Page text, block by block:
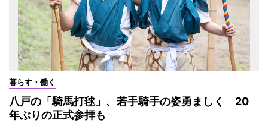
暮らす・働く
八戸の「騎馬打毬」、若手騎手の姿勇ましく 20
年ぶりの正式参拝も